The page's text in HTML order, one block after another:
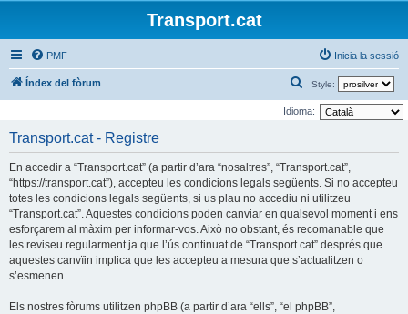
Transport.cat
PMF Inicia la sessió
Índex del fòrum Style:
e
a
Idioma:
Transport.cat - Registre
En accedir a “Transport.cat” (a partir d’ara “nosaltres”, “Transport.cat”,
“https://transport.cat”), accepteu les condicions legals següents. Si no accepteu
totes les condicions legals següents, si us plau no accediu ni utilitzeu
“Transport.cat”. Aquestes condicions poden canviar en qualsevol moment i ens
esforçarem al màxim per informar-vos. Això no obstant, és recomanable que
les reviseu regularment ja que l’ús continuat de “Transport.cat” després que
aquestes canvïin implica que les accepteu a mesura que s’actualitzen o
s’esmenen.
Els nostres fòrums utilitzen phpBB (a partir d’ara “ells”, “el phpBB”,